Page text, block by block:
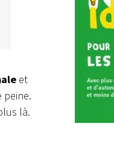
et
là.